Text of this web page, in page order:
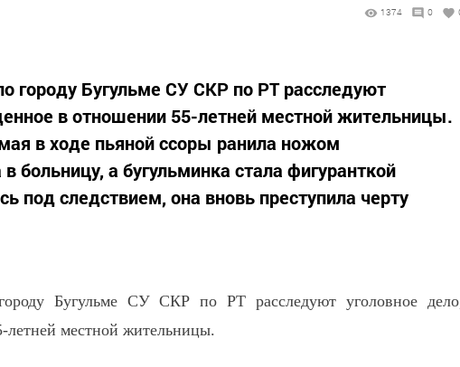
1374 0
городу Бугульме СУ СКР по РТ расследуют
в отношении 55-летней местной жительницы.
в ходе пьяной ссоры ранила ножом
больницу, а бугульминка стала фигуранткой
под следствием, она вновь преступила черту
Бугульме СУ СКР по РТ расследуют уголовное
местной жительницы.